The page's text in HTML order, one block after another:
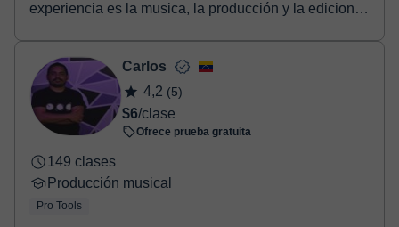
experiencia es la musica, la producción y la edicion.
Carlos
4,2 (5)
$6/clase
Ofrece prueba gratuita
149 clases
Producción musical
Pro Tools